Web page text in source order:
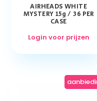
AIRHEADS WHITE
MYSTERY 15g / 36 PER
CASE
Login voor prijzen